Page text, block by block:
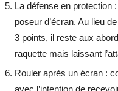
La défense en protection
poseur d’écran. Au lieu
3 points, il reste aux
raquette mais laissant
Rouler après un écran :